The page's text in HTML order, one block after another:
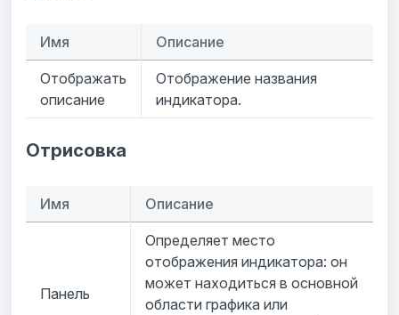
Имя Описание
Отображать
описание
Отображение названия
индикатора.
Отрисовка
Имя Описание
Панель
Определяет место
отображения индикатора: он
может находиться в основной
области графика или